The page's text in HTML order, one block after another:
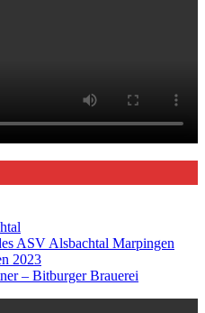
ASV Alsbachtal Marpingen
2023
– Bitburger Brauerei